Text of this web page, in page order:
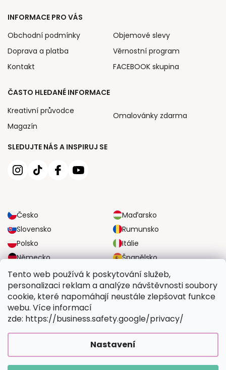
Tento web používá k poskytování služeb,
personalizaci reklam a analýze návštěvnosti soubory
cookie, které napomáhají neustále zlepšovat funkce
webu. Více informací
zde: https://business.safety.google/privacy/
Nastavení
SLEDUJTE NÁS A INSPIRUJ SE
Česko
Maďarsko
Slovensko
Rumunsko
Polsko
Itálie
Německo
Španělsko
Velká Británie
Rakousko
INFORMACE PRO VÁS
Obchodní podmínky
Doprava a platba
Kontakt
Objemové slevy
Věrnostní program
FACEBOOK skupina
ČASTO HLEDANÉ INFORMACE
Kreativní průvodce
Magazín
Omalovánky zdarma
SPOLEHLIVÉ MOŽNOSTI DOPRAVY
BEZPEČNÉ MOŽNOSTI PLATBY